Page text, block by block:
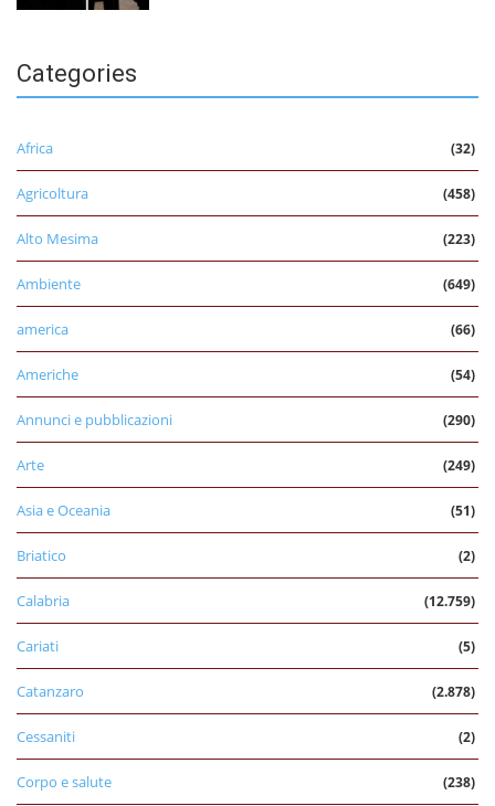
Categories
Africa (32)
Agricoltura (458)
Alto Mesima (223)
Ambiente (649)
america (66)
Americhe (54)
Annunci e pubblicazioni (290)
Arte (249)
Asia e Oceania (51)
Briatico (2)
Calabria (12.759)
Cariati (5)
Catanzaro (2.878)
Cessaniti (2)
Corpo e salute (238)